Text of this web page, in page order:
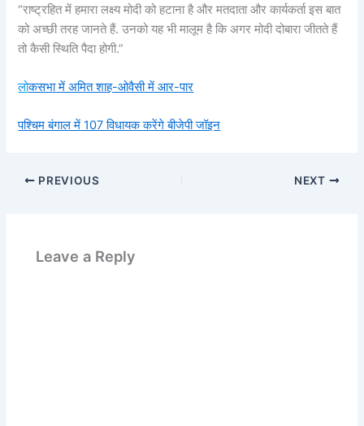
“राष्ट्रहित में हमारा लक्ष्य मोदी को हटाना है और मतदाता और कार्यकर्ता इस बात
को अच्छी तरह जानते हैं. उनको यह भी मालूम है कि अगर मोदी दोबारा जीतते हैं
तो कैसी स्थिति पैदा होगी.”
लोकसभा में अमित शाह-ओवैसी में आर-पार
पश्चिम बंगाल में 107 विधायक करेंगे बीजेपी जॉइन
PREVIOUS NEXT
Leave a Reply